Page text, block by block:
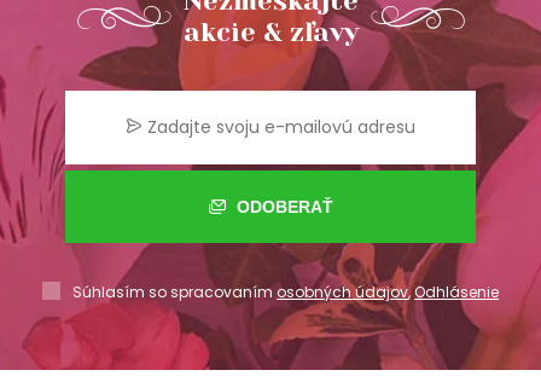
akcie & zľavy
ODOBERAŤ
Súhlasím so spracovaním osobných údajov,Odhlásenie